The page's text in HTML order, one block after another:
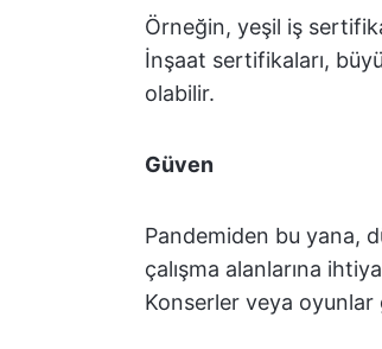
Örneğin, yeşil iş
İnşaat sertifikaları,
olabilir.
Güven
Pandemiden bu yana,
çalışma alanlarına
Konserler veya